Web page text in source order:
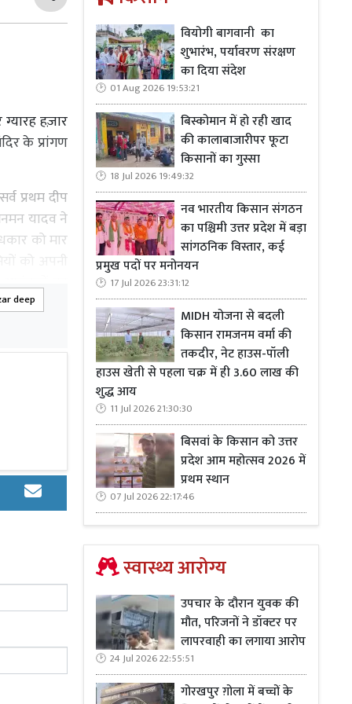
हज़ार
के प्रांगण
प्रथम दीप
यादव ने
को मार
को अपनी
का
यह हमारे
रहा है। मैं
सका।
देखकर
बनी रही।
संयोजक
शरमा,
deep
वियोगी बागवानी का
शुभारंभ, पर्यावरण संरक्षण
का दिया संदेश
01 Aug 2026 19:53:21
बिस्कोमान में हो रही खाद
की कालाबाजारीपर फूटा
किसानों का गुस्सा
18 Jul 2026 19:49:32
नव भारतीय किसान संगठन
का पश्चिमी उत्तर प्रदेश में बड़ा
सांगठनिक विस्तार, कई
प्रमुख पदों पर मनोनयन
17 Jul 2026 23:31:12
MIDH योजना से बदली
किसान रामजनम वर्मा की
तकदीर, नेट हाउस-पॉली
हाउस खेती से पहला चक्र में ही 3.60 लाख की
शुद्ध आय
11 Jul 2026 21:30:30
बिसवां के किसान को उत्तर
प्रदेश आम महोत्सव 2026 में
प्रथम स्थान
07 Jul 2026 22:17:46
स्वास्थ्य आरोग्य
उपचार के दौरान युवक की
मौत, परिजनों ने डॉक्टर पर
लापरवाही का लगाया आरोप
24 Jul 2026 22:55:51
गोरखपुर ग़ोला में बच्चों के